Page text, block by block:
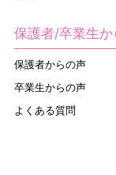
保護者/卒業生か
保護者からの声
卒業生からの声
よくある質問